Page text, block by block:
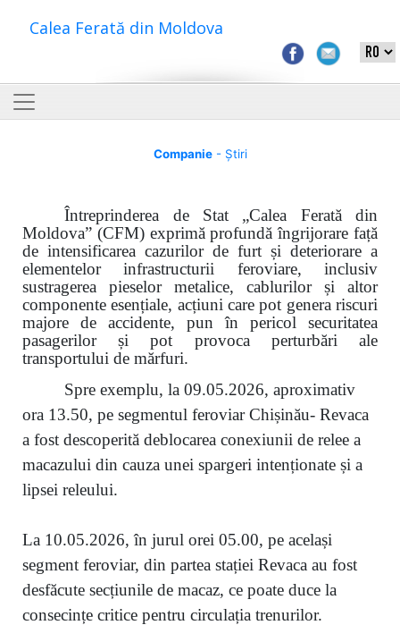
Calea Ferată din Moldova
Companie- Știri
Întreprinderea de Stat „Calea Ferată din
Moldova” (CFM) exprimă profundă îngrijorare față
de intensificarea cazurilor de furt și deteriorare a
elementelor infrastructurii feroviare, inclusiv
sustragerea pieselor metalice, cablurilor și altor
componente esențiale, acțiuni care pot genera riscuri
majore de accidente, pun în pericol securitatea
pasagerilor și pot provoca perturbări ale
transportului de mărfuri.
Spre exemplu, la 09.05.2026, aproximativ
ora 13.50, pe segmentul feroviar Chișinău- Revaca
a fost descoperită deblocarea conexiunii de relee a
macazului din cauza unei spargeri intenționate și a
lipsei releului.
La 10.05.2026, în jurul orei 05.00, pe același
segment feroviar, din partea stației Revaca au fost
desfăcute secțiunile de macaz, ce poate duce la
consecințe critice pentru circulația trenurilor.